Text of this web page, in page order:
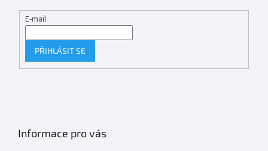
E-mail
PŘIHLÁSIT SE
Informace pro vás